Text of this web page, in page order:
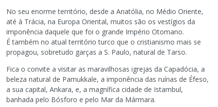
No seu enorme território, desde a Anatólia, no Médio Oriente,
até à Trácia, na Europa Oriental, muitos são os vestígios da
imponência daquele que foi o grande Império Otomano.
É também no atual território turco que o cristianismo mais se
propagou, sobretudo garças a S. Paulo, natural de Tarso.
Fica o convite a visitar as maravilhosas igrejas da Capadócia, a
beleza natural de Pamukkale, a imponência das ruínas de Éfeso,
a sua capital, Ankara, e, a magnífica cidade de Istambul,
banhada pelo Bósforo e pelo Mar da Mármara.